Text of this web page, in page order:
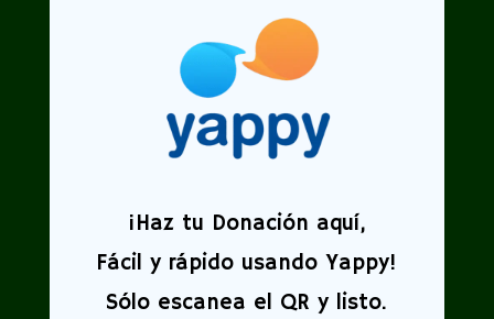
¡Haz tu Donación aquí,
Fácil y rápido usando Yappy!
Sólo escanea el QR y listo.